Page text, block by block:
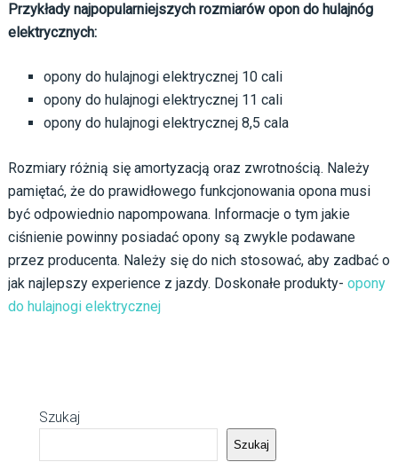
Przykłady najpopularniejszych rozmiarów opon do hulajnóg
elektrycznych:
opony do hulajnogi elektrycznej 10 cali
opony do hulajnogi elektrycznej 11 cali
opony do hulajnogi elektrycznej 8,5 cala
Rozmiary różnią się amortyzacją oraz zwrotnością. Należy
pamiętać, że do prawidłowego funkcjonowania opona musi
być odpowiednio napompowana. Informacje o tym jakie
ciśnienie powinny posiadać opony są zwykle podawane
przez producenta. Należy się do nich stosować, aby zadbać o
jak najlepszy experience z jazdy. Doskonałe produkty- opony
do hulajnogi elektrycznej
Szukaj
Szukaj